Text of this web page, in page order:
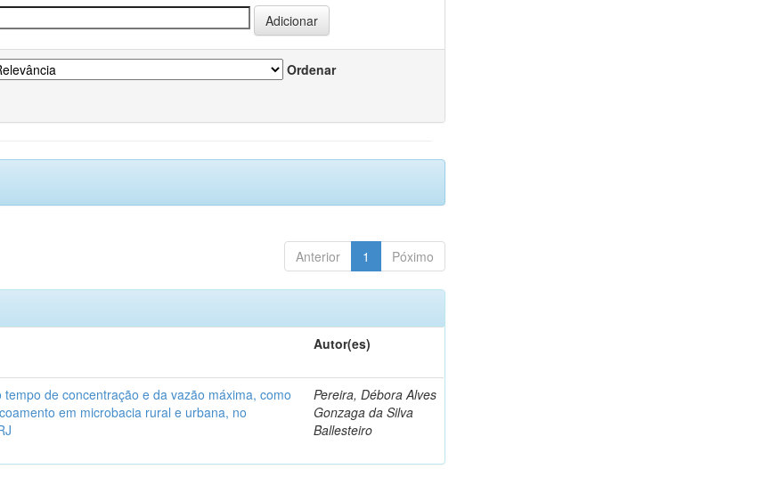
Ordenar
Anterior 1 Póximo
Autor(es)
de concentração e da vazão máxima, como
em microbacia rural e urbana, no
Pereira, Débora Alves
Gonzaga da Silva
Ballesteiro